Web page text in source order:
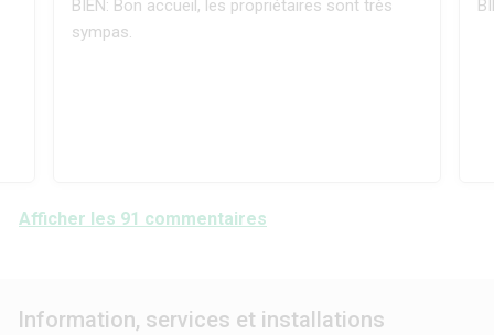
BIEN: Bon accueil, les propriétaires sont très
sympas.
Afficher les 91 commentaires
Information, services et installations